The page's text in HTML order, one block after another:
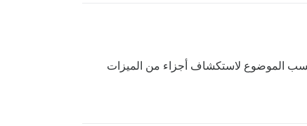
حسب الموضوع لاستكشاف أجزاء من الميزات